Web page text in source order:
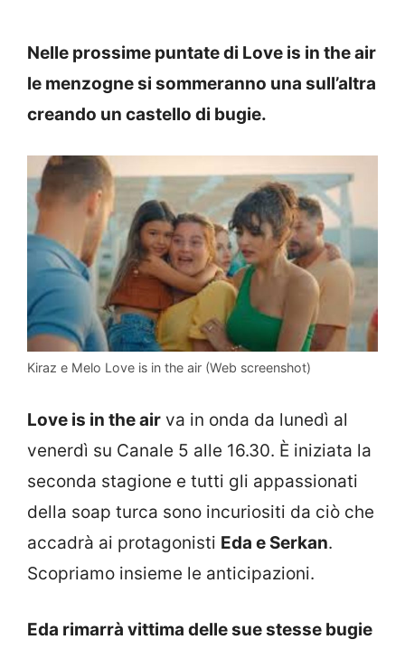
Nelle prossime puntate di Love is in the air
le menzogne si sommeranno una sull’altra
creando un castello di bugie.
Kiraz e Melo Love is in the air (Web screenshot)
Love is in the air va in onda da lunedì al
venerdì su Canale 5 alle 16.30. È iniziata la
seconda stagione e tutti gli appassionati
della soap turca sono incuriositi da ciò che
accadrà ai protagonisti Eda e Serkan.
Scopriamo insieme le anticipazioni.
Eda rimarrà vittima delle sue stesse bugie